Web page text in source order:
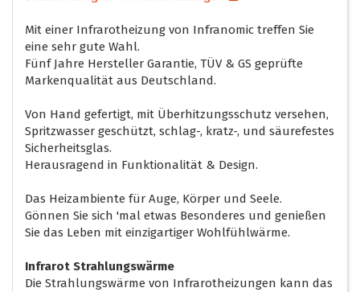
Mit einer Infrarotheizung von Infranomic treffen Sie
eine sehr gute Wahl.
Fünf Jahre Hersteller Garantie, TÜV & GS geprüfte
Markenqualität aus Deutschland.
Von Hand gefertigt, mit Überhitzungsschutz versehen,
Spritzwasser geschützt, schlag-, kratz-, und säurefestes
Sicherheitsglas.
Herausragend in Funktionalität & Design.
Das Heizambiente für Auge, Körper und Seele.
Gönnen Sie sich 'mal etwas Besonderes und genießen
Sie das Leben mit einzigartiger Wohlfühlwärme.
Infrarot Strahlungswärme
Die Strahlungswärme von Infrarotheizungen kann das